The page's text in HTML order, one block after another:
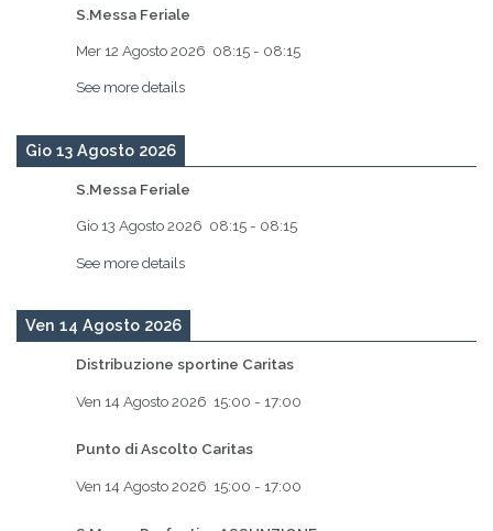
S.Messa Feriale
Mer 12 Agosto 2026 08:15 - 08:15
See more details
Gio 13 Agosto 2026
S.Messa Feriale
Gio 13 Agosto 2026 08:15 - 08:15
See more details
Ven 14 Agosto 2026
Distribuzione sportine Caritas
Ven 14 Agosto 2026 15:00 - 17:00
Punto di Ascolto Caritas
Ven 14 Agosto 2026 15:00 - 17:00